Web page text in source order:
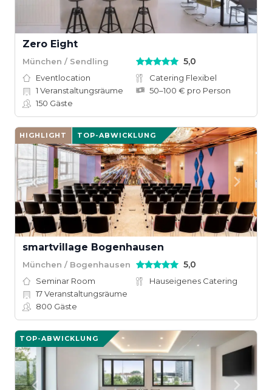
Zero Eight
München / Sendling 5,0
Eventlocation
Catering Flexibel
1 Veranstaltungsräume
50–100 € pro Person
150 Gäste
HIGHLIGHT TOP-ABWICKLUNG
smartvillage Bogenhausen
München / Bogenhausen 5,0
Seminar Room
Hauseigenes Catering
17Veranstaltungsräume
800 Gäste
TOP-ABWICKLUNG